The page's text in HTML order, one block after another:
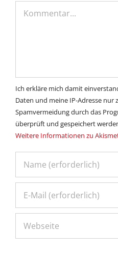
Kommentar
Ich erkläre mich damit
Daten und meine IP-Adresse nur
Spamvermeidung durch das
überprüft und gespeichert
Weitere Informationen zu